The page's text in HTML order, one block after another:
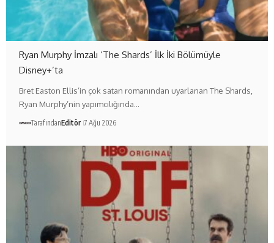
Ryan Murphy İmzalı ‘The Shards’ İlk İki Bölümüyle
Disney+’ta
Bret Easton Ellis’in çok satan romanından uyarlanan The Shards,
Ryan Murphy’nin yapımcılığında…
TarafındanEditör 7 Ağu 2026